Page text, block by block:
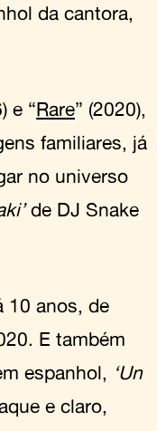
da cantora,
e “Rare” (2020),
familiares, já
no universo
de DJ Snake
10 anos, de
E também
espanhol, ‘Un
e claro,